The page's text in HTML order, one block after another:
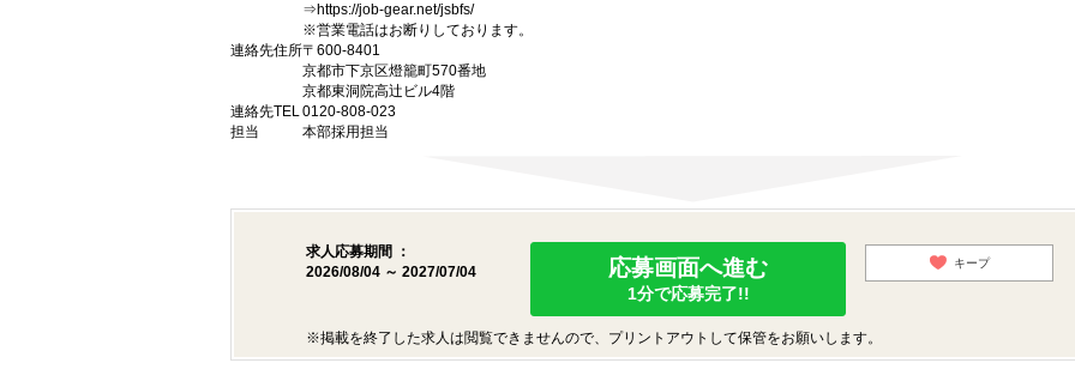
⇒https://job-gear.net/jsbfs/
※営業電話はお断りしております。
連絡先住所〒600-8401
京都市下京区燈籠町570番地
京都東洞院高辻ビル4階
連絡先TEL0120-808-023
担当
本部採用担当
求人応募期間 ：
2026/08/04 ～ 2027/07/04
応募画面へ進む
1分で応募完了!!
キープ
※掲載を終了した求人は閲覧できませんので、プリントアウトして保管をお願いします。